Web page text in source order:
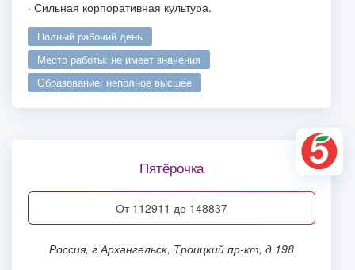
· Сильная корпоративная культура.
полный рабочий день
место работы: не имеет значения
образование: неполное высшее
Пятёрочка
от 112911 до 148837
Россия, г Архангельск, Троицкий пр-кт, д 198